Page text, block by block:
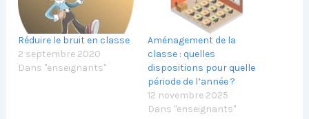
Réduire le bruit en classe
2 septembre 2020
Dans "enseignants"
Aménagement de la
classe : quelles
dispositions pour quelle
période de l’année ?
12 novembre 2025
Dans "enseignants"